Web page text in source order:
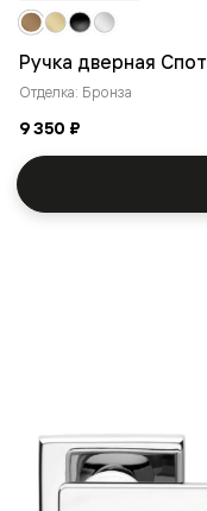
Ручка дверная Спот
Отделка: Бронза
9 350 ₽